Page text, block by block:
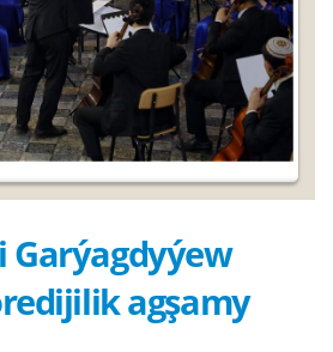
Garýagdyýew
agşamy